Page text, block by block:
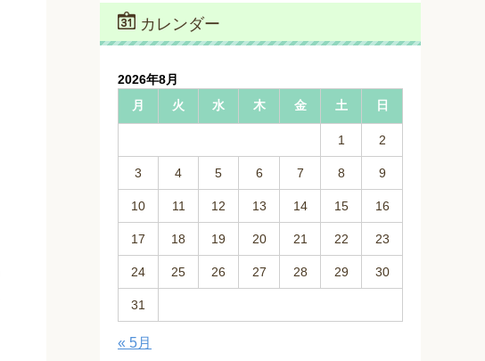
カレンダー
2026年8月
月
火 水 木 金 土 日
1 2
3 4 5 6 7 8 9
10 11 12 13 14 15 16
17 18 19 20 21 22 23
24 25 26 27 28 29 30
31
« 5月